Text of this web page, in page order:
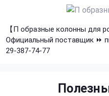
【П образные колонны для
Официальный поставщик ⏩
29-387-74-77